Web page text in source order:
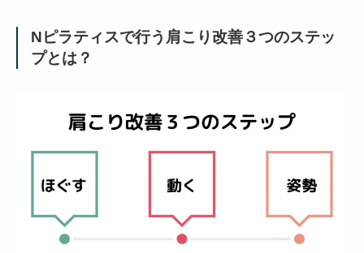
Nピラティスで行う肩こり改善３つのステッ
プとは？